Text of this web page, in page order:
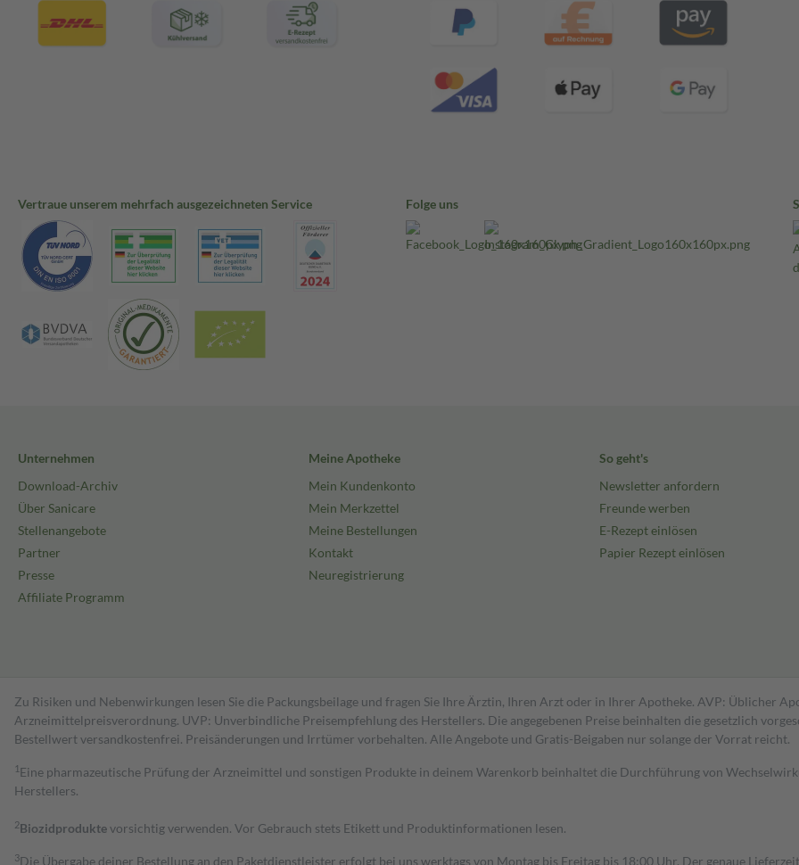
Vertraue unserem mehrfach ausgezeichneten Service Folge uns
Unternehmen
Download-Archiv
Über Sanicare
Stellenangebote
Partner
Presse
Affiliate Programm
Meine Apotheke
Mein Kundenkonto
Mein Merkzettel
Meine Bestellungen
Kontakt
Neuregistrierung
So geht's
Newsletter anfordern
Freunde werben
E-Rezept einlösen
Papier Rezept einlösen
Zu Risiken und Nebenwirkungen lesen Sie die Packungsbeilage und fragen Sie Ihre Ärztin, Ihren Arzt oder in Ihrer Apotheke. AVP: Üblicher
Arzneimittelpreisverordnung. UVP: Unverbindliche Preisempfehlung des Herstellers. Die angegebenen Preise beinhalten die gesetzlich
Bestell­wert versand­kosten­frei. Preisänderungen und Irrtümer vorbehalten. Alle Angebote und Gratis-Beigaben nur solange der Vorrat reicht.
1 Eine pharmazeutische Prüfung der Arzneimittel und sonstigen Produkte in deinem Warenkorb beinhaltet die Durchführung von
Herstellers.
2Biozidproduktevorsichtig verwenden. Vor Gebrauch stets Etikett und Produktinformationen lesen.
3Die Übergabe deiner Bestellung an den Paketdienstleister erfolgt bei uns werktags von Montag bis Freitag bis 18:00 Uhr. Der genaue